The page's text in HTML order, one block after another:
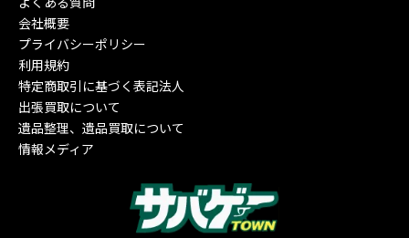
会社概要
プライバシーポリシー
利用規約
特定商取引に基づく表記法人
出張買取について
遺品整理、遺品買取について
情報メディア